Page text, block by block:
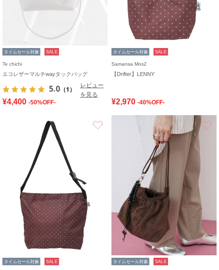
タイムセール対象 SALE
Te chichi
エコレザーマルチwayタックバッグ
5.0 （1）
レビュー
を見る
¥4,400 -50%OFF-
タイムセール対象 SALE
Samansa Mos2
【Drifter】LENNY
¥2,970 -40%OFF-
タイムセール対象 SALE タイムセール対象 SALE